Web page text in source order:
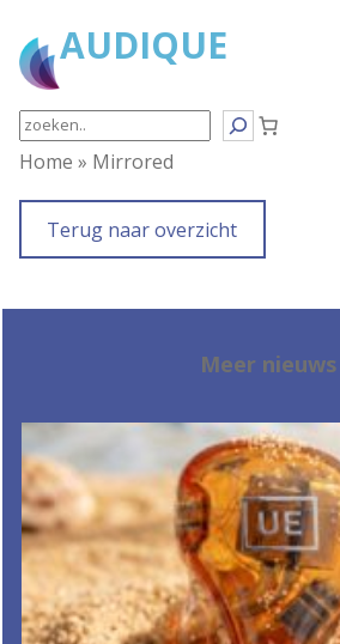
naar
de
AUDIQUE
Search
Home » Mirrored
Terug naar overzicht
Meer nieuws